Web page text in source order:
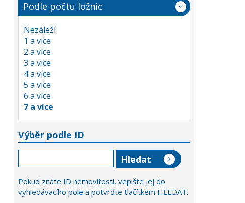
Podle počtu ložnic
Nezáleží
1 a více
2 a více
3 a více
4 a více
5 a více
6 a více
7 a více
Výběr podle ID
Pokud znáte ID nemovitosti, vepište jej do
vyhledávacího pole a potvrďte tlačítkem HLEDAT.